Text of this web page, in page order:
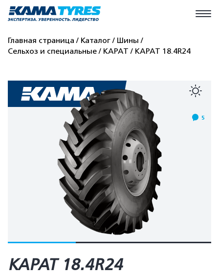
Главная страница Каталог
Шины
Сельхоз и специальные
КАРАТ КАРАТ 18.4R24
5
КАРАТ 18.4R24